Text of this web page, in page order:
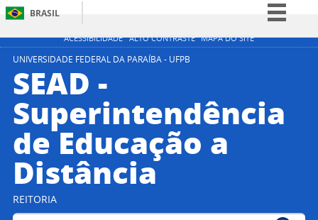
ACESSIBILIDADE ALTO CONTRASTE MAPA DO SITE
BRASIL
Simplifique!
Acesso à informação
Legislação
Canais
UNIVERSIDADE FEDERAL DA PARAÍBA - UFPB
SEAD -
Superintendência
de Educação a
Distância
REITORIA
Buscar no portal